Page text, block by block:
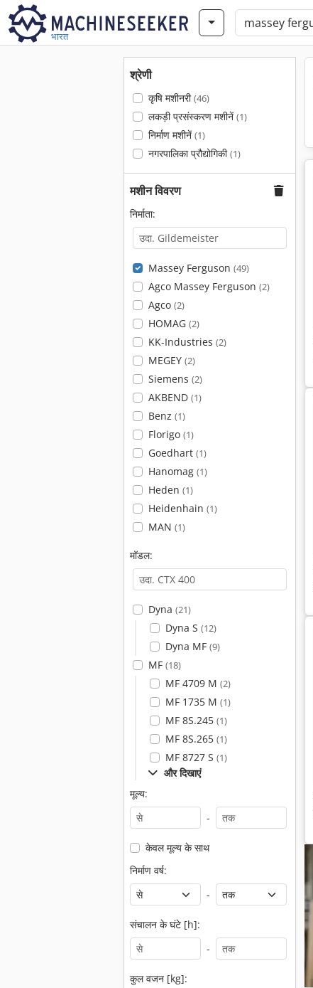
भारत
श्रेणी
कृषि मशीनरी(46)
लकड़ी प्रसंस्करण मशीनें (1)
निर्माण मशीनें (1)
नगरपालिका प्रौद्योगिकी(1)
मशीन विवरण
निर्माता:
Massey Ferguson (49)
Agco Massey Ferguson (2)
Agco (2)
HOMAG (2)
KK-Industries (2)
MEGEY (2)
Siemens (2)
AKBEND (1)
Benz (1)
Florigo (1)
Goedhart (1)
Hanomag (1)
Heden (1)
Heidenhain (1)
MAN (1)
मॉडल:
Dyna (21)
Dyna S (12)
Dyna MF (9)
MF (18)
MF 4709 M (2)
MF 1735 M (1)
MF 8S.245 (1)
MF 8S.265 (1)
MF 8727 S (1)
और दिखाएं
मूल्य:
-
केवल मूल्य के साथ
निर्माण वर्ष:
-
संचालन के घंटे [h]:
-
कुल वजन [kg]: